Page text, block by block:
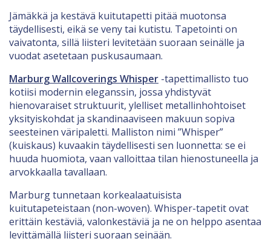
Jämäkkä ja kestävä kuitutapetti pitää muotonsa
täydellisesti, eikä se veny tai kutistu. Tapetointi on
vaivatonta, sillä liisteri levitetään suoraan seinälle ja
vuodat asetetaan puskusaumaan.
Marburg Wallcoverings Whisper -tapettimallisto tuo
kotiisi modernin eleganssin, jossa yhdistyvät
hienovaraiset struktuurit, ylelliset metallinhohtoiset
yksityiskohdat ja skandinaaviseen makuun sopiva
seesteinen väripaletti. Malliston nimi ”Whisper”
(kuiskaus) kuvaakin täydellisesti sen luonnetta: se ei
huuda huomiota, vaan valloittaa tilan hienostuneella ja
arvokkaalla tavallaan.
Marburg tunnetaan korkealaatuisista
kuitutapeteistaan (non-woven). Whisper-tapetit ovat
erittäin kestäviä, valonkestäviä ja ne on helppo asentaa
levittämällä liisteri suoraan seinään.